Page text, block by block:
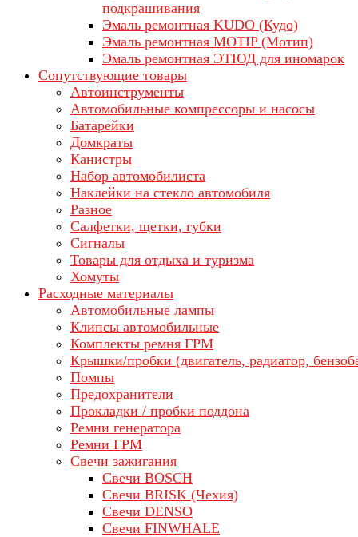
подкрашивания
Эмаль ремонтная KUDO (Кудо)
Эмаль ремонтная MOTIP (Мотип)
Эмаль ремонтная ЭТЮД для иномарок
Сопутствующие товары
Автоинструменты
Автомобильные компрессоры и насосы
Батарейки
Домкраты
Канистры
Набор автомобилиста
Наклейки на стекло автомобиля
Разное
Салфетки, щетки, губки
Сигналы
Товары для отдыха и туризма
Хомуты
Расходные материалы
Автомобильные лампы
Клипсы автомобильные
Комплекты ремня ГРМ
Крышки/пробки (двигатель, радиатор,
Помпы
Предохранители
Прокладки / пробки поддона
Ремни генератора
Ремни ГРМ
Свечи зажигания
Свечи BOSCH
Свечи BRISK (Чехия)
Свечи DENSO
Свечи FINWHALE